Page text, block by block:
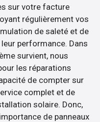
sur votre facture
régulièrement vos
de saleté et de
performance. Dans
survient, nous
les réparations
de compter sur
complet et de
solaire. Donc,
de panneaux